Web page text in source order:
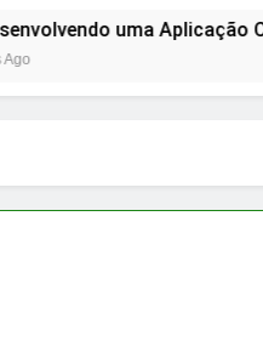
Aplicação Completa em